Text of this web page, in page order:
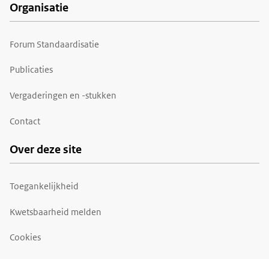
Organisatie
Forum Standaardisatie
Publicaties
Vergaderingen en -stukken
Contact
Over deze site
Toegankelijkheid
Kwetsbaarheid melden
Cookies